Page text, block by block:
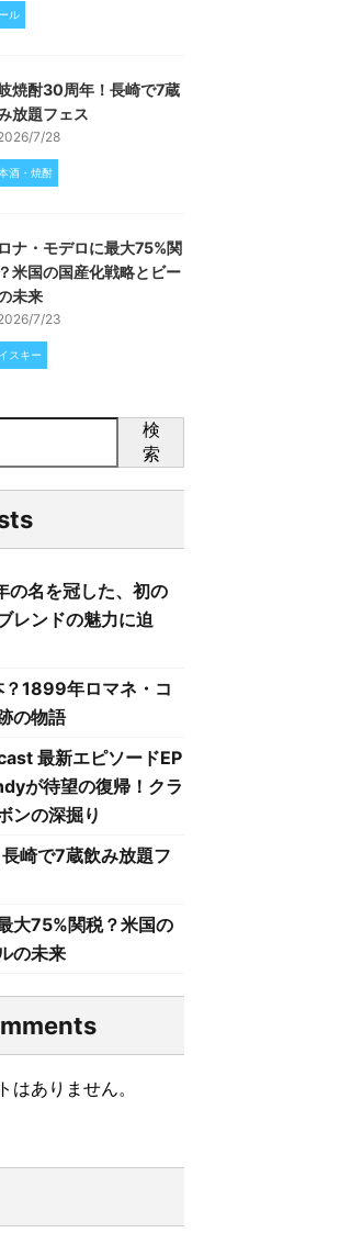
ル
焼酎30周年！長崎で7蔵
放題フェス
7/28
酒・焼酎
ナ・モデロに最大75%関
米国の国産化戦略とビー
未来
7/23
スキー
検
索
名を冠した、初の
レンドの魅力に迫
1899年ロマネ・コ
の物語
最新エピソードEP
が待望の復帰！クラ
ンの深掘り
崎で7蔵飲み放題フ
大75%関税？米国の
の未来
はありません。